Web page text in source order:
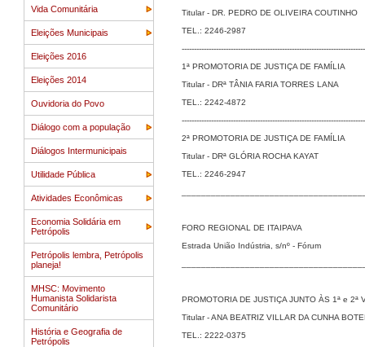
Vida Comunitária
Eleições Municipais
Eleições 2016
Eleições 2014
Ouvidoria do Povo
Diálogo com a população
Diálogos Intermunicipais
Utilidade Pública
Atividades Econômicas
Economia Solidária em
Petrópolis
Petrópolis lembra, Petrópolis
planeja!
MHSC: Movimento
Humanista Solidarista
Comunitário
História e Geografia de
Petrópolis
Titular - DR. PEDRO DE OLIVEIRA COUTINHO
TEL.: 2246-2987
1ª PROMOTORIA DE JUSTIÇA DE FAMÍLIA
Titular - DRª TÂNIA FARIA TORRES LANA
TEL.: 2242-4872
2ª PROMOTORIA DE JUSTIÇA DE FAMÍLIA
Titular - DRª GLÓRIA ROCHA KAYAT
TEL.: 2246-2947
FORO REGIONAL DE ITAIPAVA
Estrada União Indústria, s/nº - Fórum
PROMOTORIA DE JUSTIÇA JUNTO ÀS 1ª e
Titular - ANA BEATRIZ VILLAR DA CUNHA
TEL.: 2222-0375